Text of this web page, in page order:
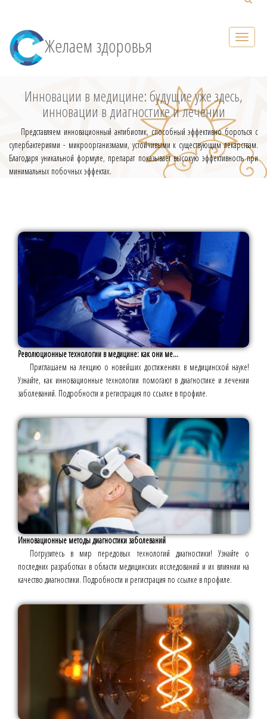
Желаем здоровья
Инновации в медицине: будущие уже здесь,
инновации в диагностике и лечении
Представляем инновационный антибиотик, способный эффективно бороться с
супербактериями - микроорганизмами, устойчивыми к существующим лекарствам.
Благодаря уникальной формуле, препарат показывает высокую эффективность при
минимальных побочных эффектах.
Революционные технологии в медицине: как они ме...
Приглашаем на лекцию о новейших достижениях в медицинской науке!
Узнайте, как инновационные технологии помогают в диагностике и лечении
заболеваний. Подробности и регистрация по ссылке в профиле.
Инновационные методы диагностики заболеваний
Погрузитесь в мир передовых технологий диагностики! Узнайте о
последних разработках в области медицинских исследований и их влиянии на
качество диагностики. Подробности и регистрация по ссылке в профиле.